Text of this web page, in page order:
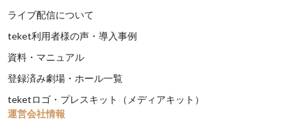
ライブ配信について
teket利用者様の声・導入事例
資料・マニュアル
登録済み劇場・ホール一覧
teketロゴ・プレスキット（メディアキット）
運営会社情報